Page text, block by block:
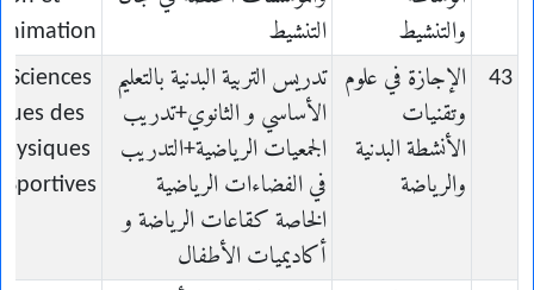
والتنشيط
التنشيط
43
الإجازة في علوم
وتقنيات
الأنشطة البدنية
والرياضة
تدريس التربية البدنية بالتعليم
الأساسي و الثانوي+تدريب
الجمعيات الرياضية+التدريب
في الفضاءات الرياضية
الخاصة كقاعات الرياضة و
أكاديميات الأطفال
Sciences
des